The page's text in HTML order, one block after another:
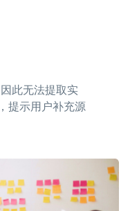
此无法提取实
提示用户补充源